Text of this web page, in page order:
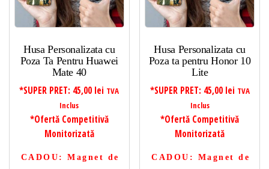
Husa Personalizata cu
Poza Ta Pentru Huawei
Mate 40
*SUPER PRET: 45,00 lei TVA
Inclus
*Ofertă Competitivă
Monitorizată
CADOU : Magnet de
Husa Personalizata cu
Poza ta pentru Honor 10
Lite
*SUPER PRET: 45,00 lei TVA
Inclus
*Ofertă Competitivă
Monitorizată
CADOU : Magnet de